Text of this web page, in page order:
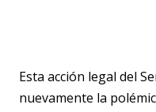
Esta acción legal del
nuevamente la